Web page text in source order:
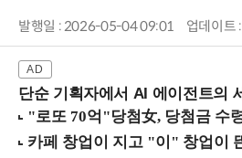
발행일 : 2026-05-04 09:01 업데이
단순 기획자에서 AI 에이전트의 세계관을 만드는 지